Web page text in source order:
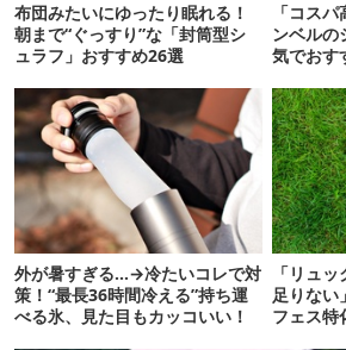
布団みたいにゆったり眠れる！
朝まで“ぐっすり”な「封筒型シ
ュラフ」おすすめ26選
「コス
ンベルの
気でおす
外が暑すぎる…→冷たいコレで対
策！“最長36時間冷える”持ち運
べる氷、見た目もカッコいい！
「リュ
足りない
フェス特